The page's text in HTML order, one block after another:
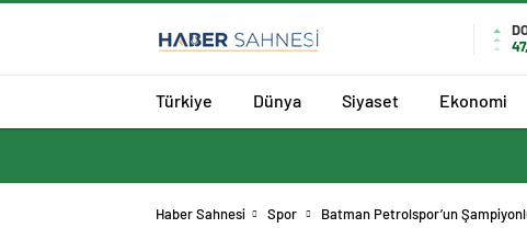
Türkiye Dünya Siyaset Ekonomi
Haber Sahnesi Spor Batman Petrolspor’un